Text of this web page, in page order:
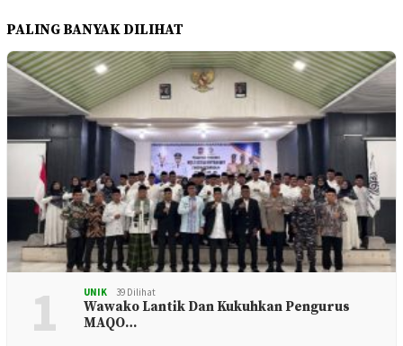
PALING BANYAK DILIHAT
1 UNIK 39 Dilihat
Wawako Lantik Dan Kukuhkan Pengurus
MAQO…